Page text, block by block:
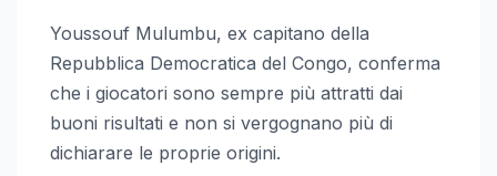
Youssouf Mulumbu, ex capitano della
Repubblica Democratica del Congo, conferma
che i giocatori sono sempre più attratti dai
buoni risultati e non si vergognano più di
dichiarare le proprie origini.